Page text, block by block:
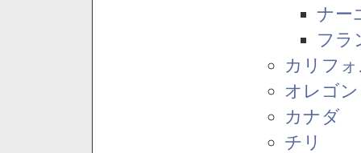
ナー
フラ
カリフ
オレゴ
カナダ
チリ